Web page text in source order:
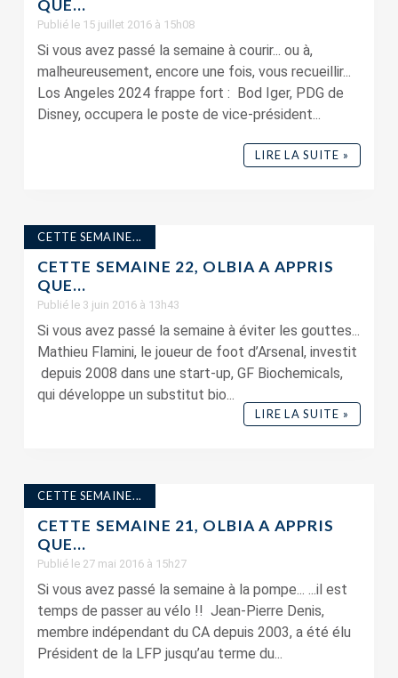
QUE…
Publié le 15 juillet 2016 à 15h08
Si vous avez passé la semaine à courir... ou à,
malheureusement, encore une fois, vous recueillir...
Los Angeles 2024 frappe fort : Bod Iger, PDG de
Disney, occupera le poste de vice-président...
LIRE LA SUITE »
CETTE SEMAINE...
CETTE SEMAINE 22, OLBIA A APPRIS
QUE…
Publié le 3 juin 2016 à 13h43
Si vous avez passé la semaine à éviter les gouttes...
Mathieu Flamini, le joueur de foot d’Arsenal, investit
depuis 2008 dans une start-up, GF Biochemicals,
qui développe un substitut bio...
LIRE LA SUITE »
CETTE SEMAINE...
CETTE SEMAINE 21, OLBIA A APPRIS
QUE…
Publié le 27 mai 2016 à 15h27
Si vous avez passé la semaine à la pompe... ...il est
temps de passer au vélo !! Jean-Pierre Denis,
membre indépendant du CA depuis 2003, a été élu
Président de la LFP jusqu’au terme du...